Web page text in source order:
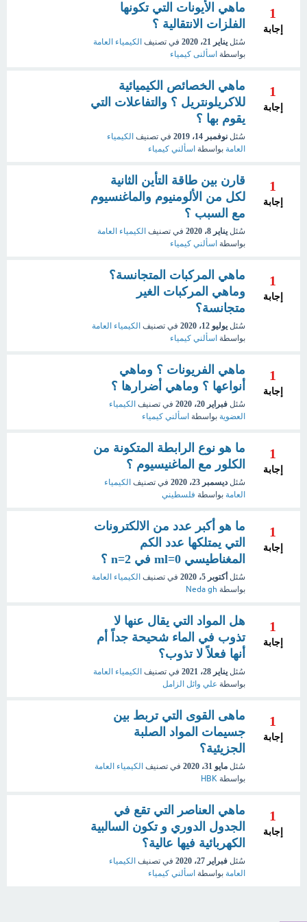
1
إجابة
ماهي الأيونات التي تكونها
الفلزات الانتقالية ؟
سُئل يناير 21، 2020 في تصنيف الكيمياء العامة
بواسطة اسألنى كيمياء
1
إجابة
ماهي الخصائص الكيميائية
للاكريلونتريل ؟ والتفاعلات التي
يقوم بها ؟
سُئل نوفمبر 14، 2019 في تصنيف الكيمياء
العامة بواسطة اسألني كيمياء
1
إجابة
قارن بين طاقة التأين الثانية
لكل من الألومنيوم والماغنسيوم
مع السبب ؟
سُئل يناير 8، 2020 في تصنيف الكيمياء العامة
بواسطة اسألني كيمياء
1
إجابة
ماهي المركبات المتجانسة؟
وماهي المركبات الغير
متجانسة؟
سُئل يوليو 12، 2020 في تصنيف الكيمياء العامة
بواسطة اسألني كيمياء
1
إجابة
ماهي الفريونات ؟ وماهي
أنواعها ؟ وماهي أضرارها ؟
سُئل فبراير 20، 2020 في تصنيف الكيمياء
العضوية بواسطة اسألني كيمياء
1
إجابة
ما هو نوع الرابطة المتكونة من
الكلور مع الماغنيسيوم ؟
سُئل ديسمبر 23، 2020 في تصنيف الكيمياء
العامة بواسطة فلسطيني
1
إجابة
ما هو أكبر عدد من الالكترونات
التي يمتلكها عدد الكم
المغناطيسي ml=0 في n=2 ؟
سُئل أكتوبر 5، 2020 في تصنيف الكيمياء العامة
بواسطة Neda gh
1
إجابة
هل المواد التي يقال عنها لا
تذوب في الماء شحيحة جداً أم
أنها فعلاً لا تذوب؟
سُئل يناير 28، 2021 في تصنيف الكيمياء العامة
بواسطة علي وائل الزامل
1
إجابة
ماهى القوى التي تربط بين
جسيمات المواد الصلبة
الجزيئية؟
سُئل مايو 31، 2020 في تصنيف الكيمياء العامة
بواسطة HBK
1
إجابة
ماهي العناصر التي تقع في
الجدول الدوري و تكون السالبية
الكهربائية فيها عالية؟
سُئل فبراير 27، 2020 في تصنيف الكيمياء
العامة بواسطة اسألني كيمياء